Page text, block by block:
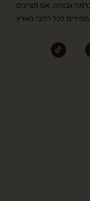
גבוהה. אנו מציעים
מהירים לכל רחבי הארץ.